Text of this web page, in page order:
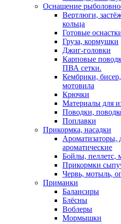
Оснащение
Вертлюги,
кольца
Готовые
Груза, кормушки
Джиг-головки
Карповые
ПВА сетки.
Кембрики,
мотовила
Крючки
Материалы для
Поводки,
Поплавки
Прикормка, насадки
Ароматизаторы,
ароматические
Бойлы, пеллетс,
Прикормки
Червь, мотыль,
Приманки
Балансиры
Блёсны
Воблеры
Мормышки